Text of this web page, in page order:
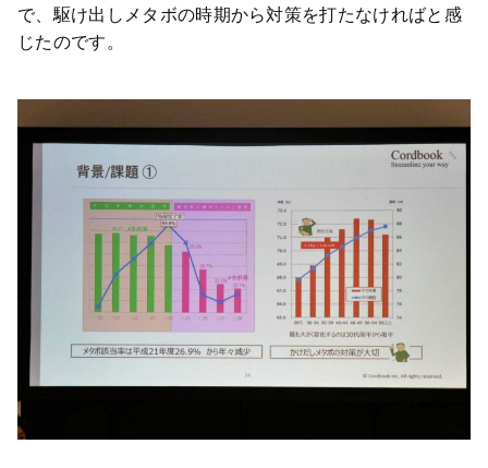
で、駆け出しメタボの時期から対策を打たなければと感
じたのです。